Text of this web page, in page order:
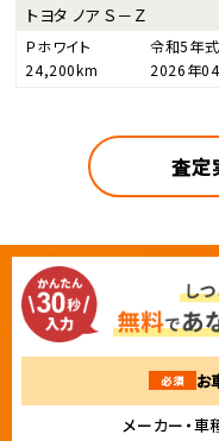
トヨタ ノア Ｓ－Ｚ
Ｐホワイト 令和5年式
24,200km
2026年
査定
必須
お
メーカー・車